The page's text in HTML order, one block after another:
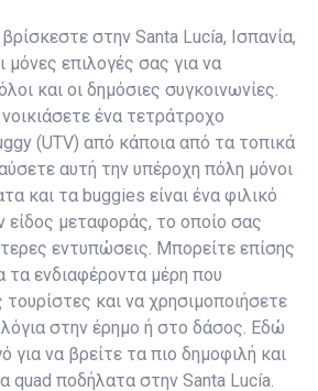
στην Santa Lucía, Ισπανία,
μόνες επιλογές σας για να
και οι δημόσιες συγκοινωνίες.
ένα τετράτροχο
(UTV) από κάποια από τα τοπικά
αυτή την υπέροχη πόλη μόνοι
και τα buggies είναι ένα φιλικό
είδος μεταφοράς, το οποίο σας
εντυπώσεις. Μπορείτε επίσης
τα ενδιαφέροντα μέρη που
και να χρησιμοποιήσετε
στην έρημο ή στο δάσος. Εδώ
για να βρείτε τα πιο δημοφιλή και
quad ποδήλατα στην Santa Lucía.